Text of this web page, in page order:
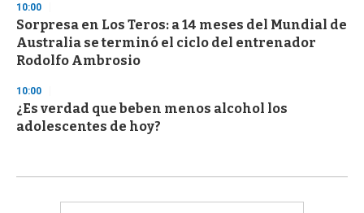
10:00
Sorpresa en Los Teros: a 14 meses del Mundial de
Australia se terminó el ciclo del entrenador
Rodolfo Ambrosio
10:00
¿Es verdad que beben menos alcohol los
adolescentes de hoy?